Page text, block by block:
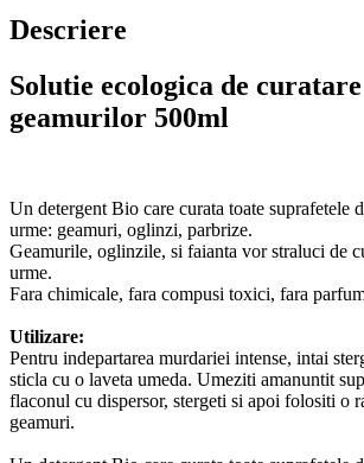
ecologica
Sodasan
Descriere
Solutie ecologica de
geamurilor 500ml
Un detergent Bio care curata toate suprafetele
urme: geamuri, oglinzi, parbrize.
Geamurile, oglinzile, si faianta vor straluci de
urme.
Fara chimicale, fara compusi toxici, fara
Utilizare:
Pentru indepartarea murdariei intense, intai
sticla cu o laveta umeda. Umeziti amanuntit
flaconul cu dispersor, stergeti si apoi folositi o
geamuri.